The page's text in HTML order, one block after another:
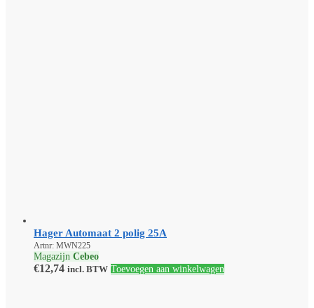
Hager Automaat 2 polig 25A
Artnr: MWN225
Magazijn Cebeo
€12,74 incl. BTW Toevoegen aan winkelwagen